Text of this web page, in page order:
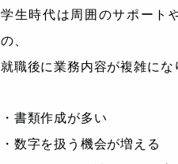
学生時代は周囲のサポート
の、
就職後に業務内容が複雑にな
・書類作成が多い
・数字を扱う機会が増える